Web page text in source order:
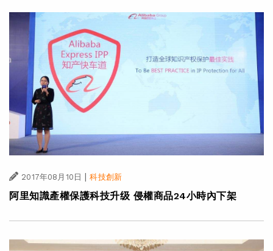
2017年08月10日 | 科技創新
阿里知識產權保護科技升级 侵權商品24小時內下架